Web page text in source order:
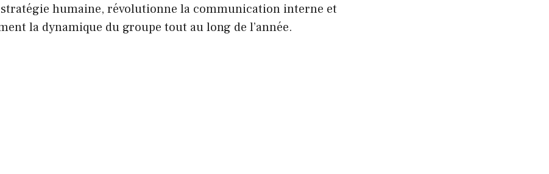
humaine, révolutionne la communication interne et
la dynamique du groupe tout au long de l’année.